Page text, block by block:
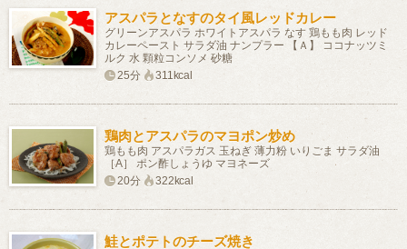
アスパラとなすのタイ風レッドカレー
グリーンアスパラ ホワイトアスパラ なす 鶏もも肉 レッド
カレーペースト サラダ油 ナンプラー 【Ａ】 ココナッツミ
ルク 水 顆粒コンソメ 砂糖
25分
311kcal
鶏肉とアスパラのマヨポン炒め
鶏もも肉 アスパラガス 玉ねぎ 薄力粉 いりごま サラダ油
［A］ ポン酢しょうゆ マヨネーズ
20分
322kcal
鮭とポテトのチーズ焼き